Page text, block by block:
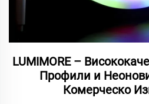
LUMIMORE –
Профили и
Комерческо